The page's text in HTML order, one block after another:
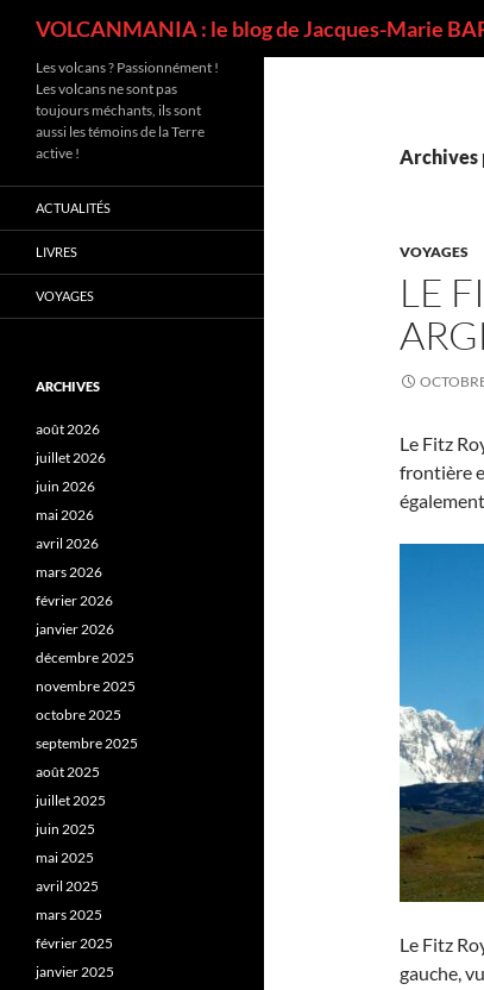
VOLCANMANIA : le blog de Jacques-Marie
Archives
VOYAGES
LE
Le Fitz
frontière
Le Fitz
gauche,
Les volcans ? Passionnément !
Les volcans ne sont pas
toujours méchants, ils sont
aussi les témoins de la Terre
active !
ACTUALITÉS
LIVRES
VOYAGES
ARCHIVES
août 2026
juillet 2026
juin 2026
mai 2026
avril 2026
mars 2026
février 2026
janvier 2026
décembre 2025
novembre 2025
octobre 2025
septembre 2025
août 2025
juillet 2025
juin 2025
mai 2025
avril 2025
mars 2025
février 2025
janvier 2025